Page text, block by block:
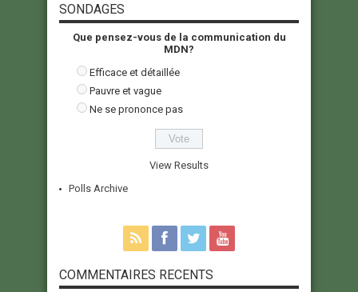
SONDAGES
Que pensez-vous de la communication du
MDN?
Efficace et détaillée
Pauvre et vague
Ne se prononce pas
View Results
Polls Archive
COMMENTAIRES RECENTS